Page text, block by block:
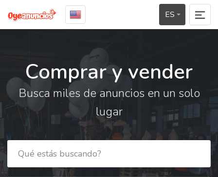
ES
Comprar y vender
Busca miles de anuncios en un solo
lugar